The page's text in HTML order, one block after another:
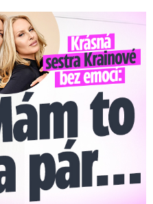
Mám to za pár…